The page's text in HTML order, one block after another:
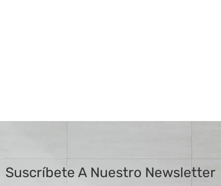
Suscríbete A Nuestro Newsletter